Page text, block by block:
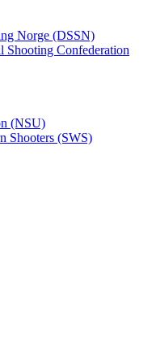
Norge (DSSN)
Shooting Confederation
(NSU)
Shooters (SWS)